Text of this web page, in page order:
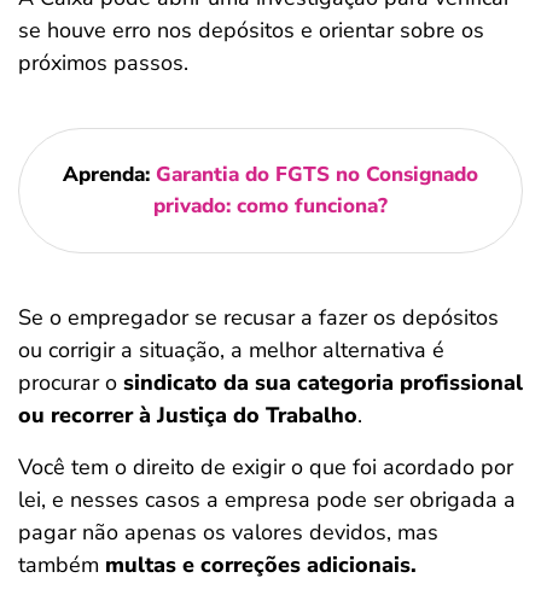
se houve erro nos depósitos e orientar sobre os
próximos passos.
Aprenda: Garantia do FGTS no Consignado
privado: como funciona?
Se o empregador se recusar a fazer os depósitos
ou corrigir a situação, a melhor alternativa é
procurar o sindicato da sua categoria profissional
ou recorrer à Justiça do Trabalho.
Você tem o direito de exigir o que foi acordado por
lei, e nesses casos a empresa pode ser obrigada a
pagar não apenas os valores devidos, mas
também multas e correções adicionais.